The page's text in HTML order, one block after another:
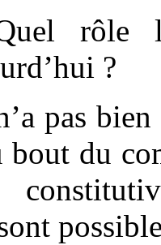
rôle
?
pas
bout du